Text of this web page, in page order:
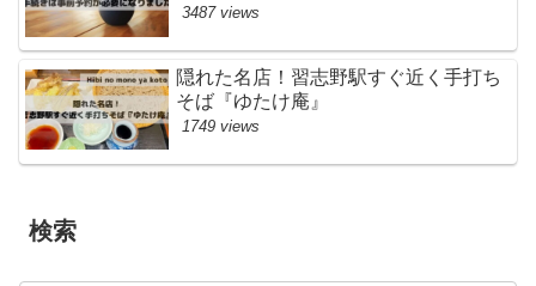
3487 views
隠れた名店！習志野駅すぐ近く手打ち
そば『ゆたけ庵』
1749 views
検索